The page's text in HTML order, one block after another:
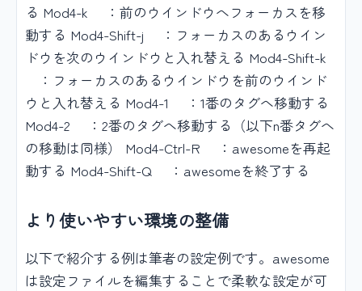
る Mod4-k ：前のウインドウへフォーカスを移
動する Mod4-Shift-j ：フォーカスのあるウイン
ドウを次のウインドウと入れ替える Mod4-Shift-k
：フォーカスのあるウインドウを前のウインド
ウと入れ替える Mod4-1 ：1番のタグへ移動する
Mod4-2 ：2番のタグへ移動する（以下n番タグへ
の移動は同様） Mod4-Ctrl-R ：awesomeを再起
動する Mod4-Shift-Q ：awesomeを終了する
より使いやすい環境の整備
以下で紹介する例は筆者の設定例です。awesome
は設定ファイルを編集することで柔軟な設定が可